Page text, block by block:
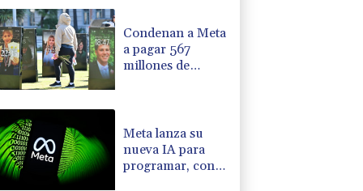
Condenan a Meta
a pagar 567
millones de
en las redes
sociales
Meta lanza su
nueva IA para
programar, con